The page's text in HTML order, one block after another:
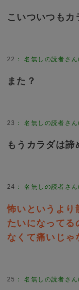
こいついつもカ
22 ：名無しの読者さ
また？
23 ：名無しの読者さ
もうカラダは諦
24 ：名無しの読者さ
怖いというより
たいになってる
なくて痛いじゃ
25 ：名無しの読者さ